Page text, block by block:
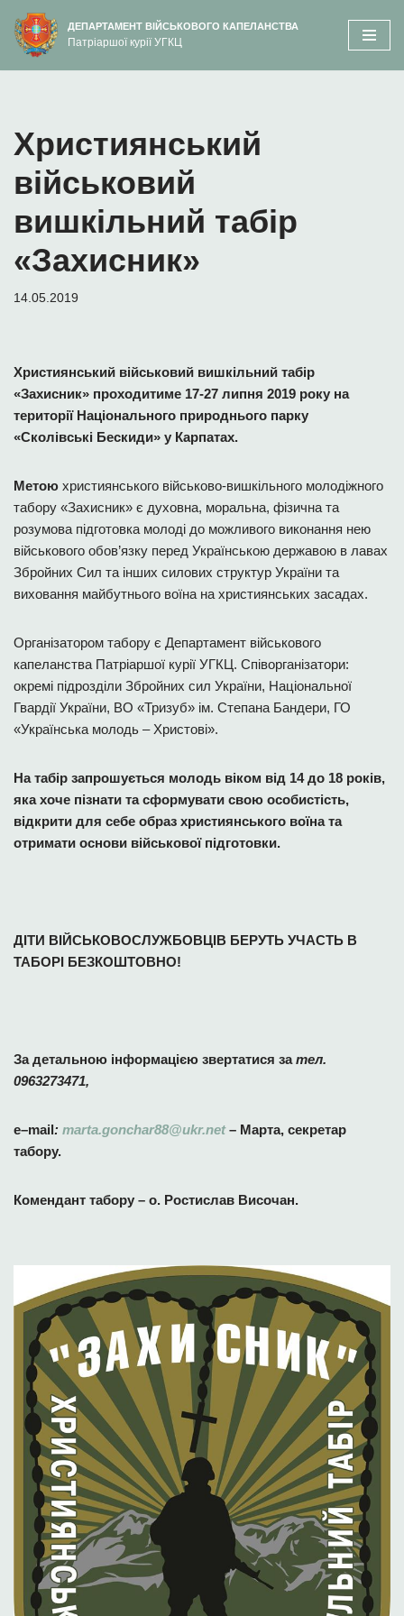
вмісту
Перейти
до
ДЕПАРТАМЕНТ ВІЙСЬКОВОГО КАПЕЛАНСТВА
Патріаршої курії УГКЦ
Християнський
військовий
вишкільний табір
«Захисник»
14.05.2019
Християнський військовий вишкільний табір
«Захисник» проходитиме 17-27 липня 2019 року на
території Національного природнього парку
«Сколівські Бескиди» у Карпатах.
Метою християнського військово-вишкільного молодіжного
табору «Захисник» є духовна, моральна, фізична та
розумова підготовка молоді до можливого виконання нею
військового обов’язку перед Українською державою в лавах
Збройних Сил та інших силових структур України та
виховання майбутнього воїна на християнських засадах.
Організатором табору є Департамент військового
капеланства Патріаршої курії УГКЦ. Співорганізатори:
окремі підрозділи Збройних сил України, Національної
Гвардії України, ВО «Тризуб» ім. Степана Бандери, ГО
«Українська молодь – Христові».
На табір запрошується молодь віком від 14 до 18 років,
яка хоче пізнати та сформувати свою особистість,
відкрити для себе образ християнського воїна та
отримати основи військової підготовки.
ДІТИ ВІЙСЬКОВОСЛУЖБОВЦІВ БЕРУТЬ УЧАСТЬ В
ТАБОРІ БЕЗКОШТОВНО!
За детальною інформацією звертатися зател.
0963273471,
e–mail: marta.gonchar88@ukr.net – Марта, секретар
табору.
Комендант табору – о. Ростислав Височан.